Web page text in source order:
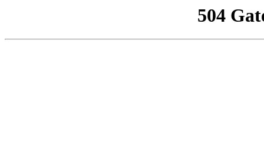
504